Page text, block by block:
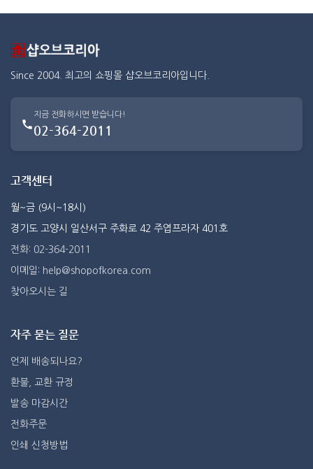
Since 2004. 최고의 쇼핑몰 샵오브코리아입니다.
지금 전화하시면 받습니다!
02-364-2011
고객센터
월~금 (9시~18시)
경기도 고양시 일산서구 주화로 42 주엽프라자 401호
전화: 02-364-2011
이메일: help@shopofkorea.com
찾아오시는 길
자주 묻는 질문
언제 배송되나요?
환불, 교환 규정
발송 마감시간
전화주문
인쇄 신청방법